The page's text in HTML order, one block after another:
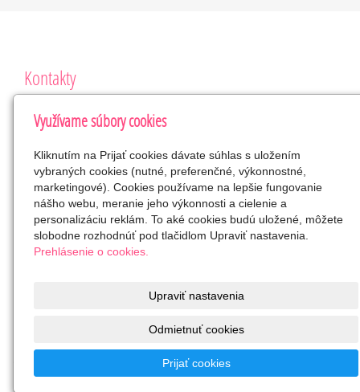
Kontakty
Roľnícka 280, 831 07 Bratislava
42265088
SK2023813330
klubrodicov.vajnory@gmail.com
0905 418 507
Facebook
občianske združenie
Klub rodičov a detí – Vajnory
Využívame súbory cookies
Kliknutím na Prijať cookies dávate súhlas s uložením
vybraných cookies (nutné, preferenčné, výkonnostné,
marketingové). Cookies používame na lepšie fungovanie
nášho webu, meranie jeho výkonnosti a cielenie a
personalizáciu reklám. To aké cookies budú uložené, môžete
slobodne rozhodnúť pod tlačidlom Upraviť nastavenia.
Prehlásenie o cookies.
Upraviť nastavenia
Odmietnuť cookies
Prijať cookies